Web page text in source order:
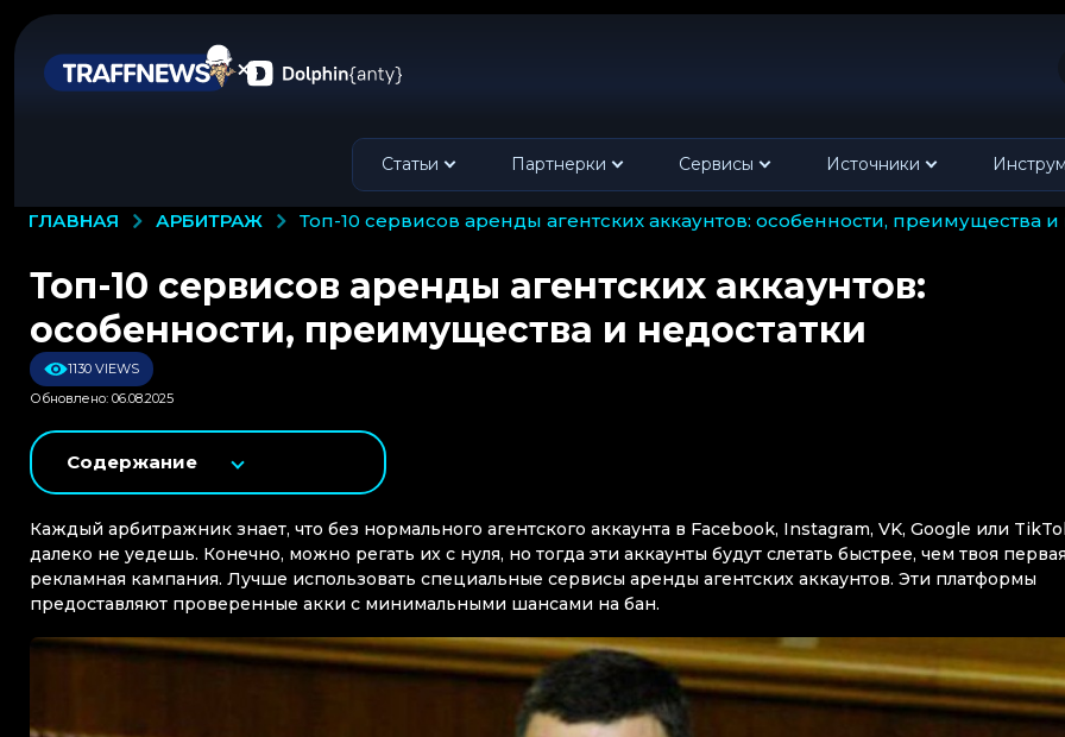
Статьи Партнерки Сервисы Источники
ГЛАВНАЯ АРБИТРАЖ топ-10 сервисов аренды агентских аккаунтов: особенности, преимущества и
Топ-10 сервисов аренды агентских аккаунтов:
особенности, преимущества и недостатки
1130 VIEWS
Обновлено: 06.08.2025
Содержание
Каждый арбитражник знает, что без нормального агентского аккаунта в Facebook, Instagram, VK, Google или
далеко не уедешь. Конечно, можно регать их с нуля, но тогда эти аккаунты будут слетать быстрее, чем твоя первая
рекламная кампания. Лучше использовать специальные сервисы аренды агентских аккаунтов. Эти платформы
предоставляют проверенные акки с минимальными шансами на бан.